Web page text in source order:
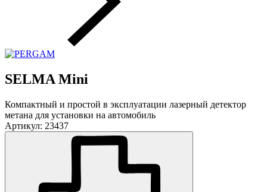
SELMA Mini
Компактный и простой в эксплуатации лазерный детектор
метана для установки на автомобиль
Артикул: 23437